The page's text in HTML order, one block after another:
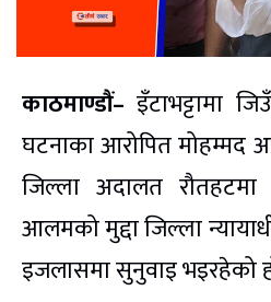
काठमाण्डौं– इँटाभट्टामा
घटनाका आरोपित मोहम्मद
जिल्ला अदालत
आलमको मुद्दा जिल्ला
इजलासमा सुनुवाइ भइरहेको